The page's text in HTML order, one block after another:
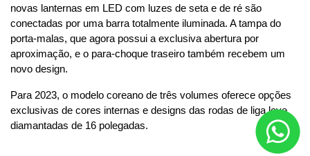
novas lanternas em LED com luzes de seta e de ré são
conectadas por uma barra totalmente iluminada. A tampa do
porta-malas, que agora possui a exclusiva abertura por
aproximação, e o para-choque traseiro também recebem um
novo design.
Para 2023, o modelo coreano de três volumes oferece opções
exclusivas de cores internas e designs das rodas de liga leve
diamantadas de 16 polegadas.